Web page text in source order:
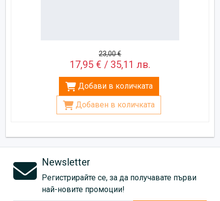
23,00 €
17,95 € / 35,11 лв.
Добави в количката
Добавен в количката
Newsletter
Регистрирайте се, за да получавате първи
най-новите промоции!